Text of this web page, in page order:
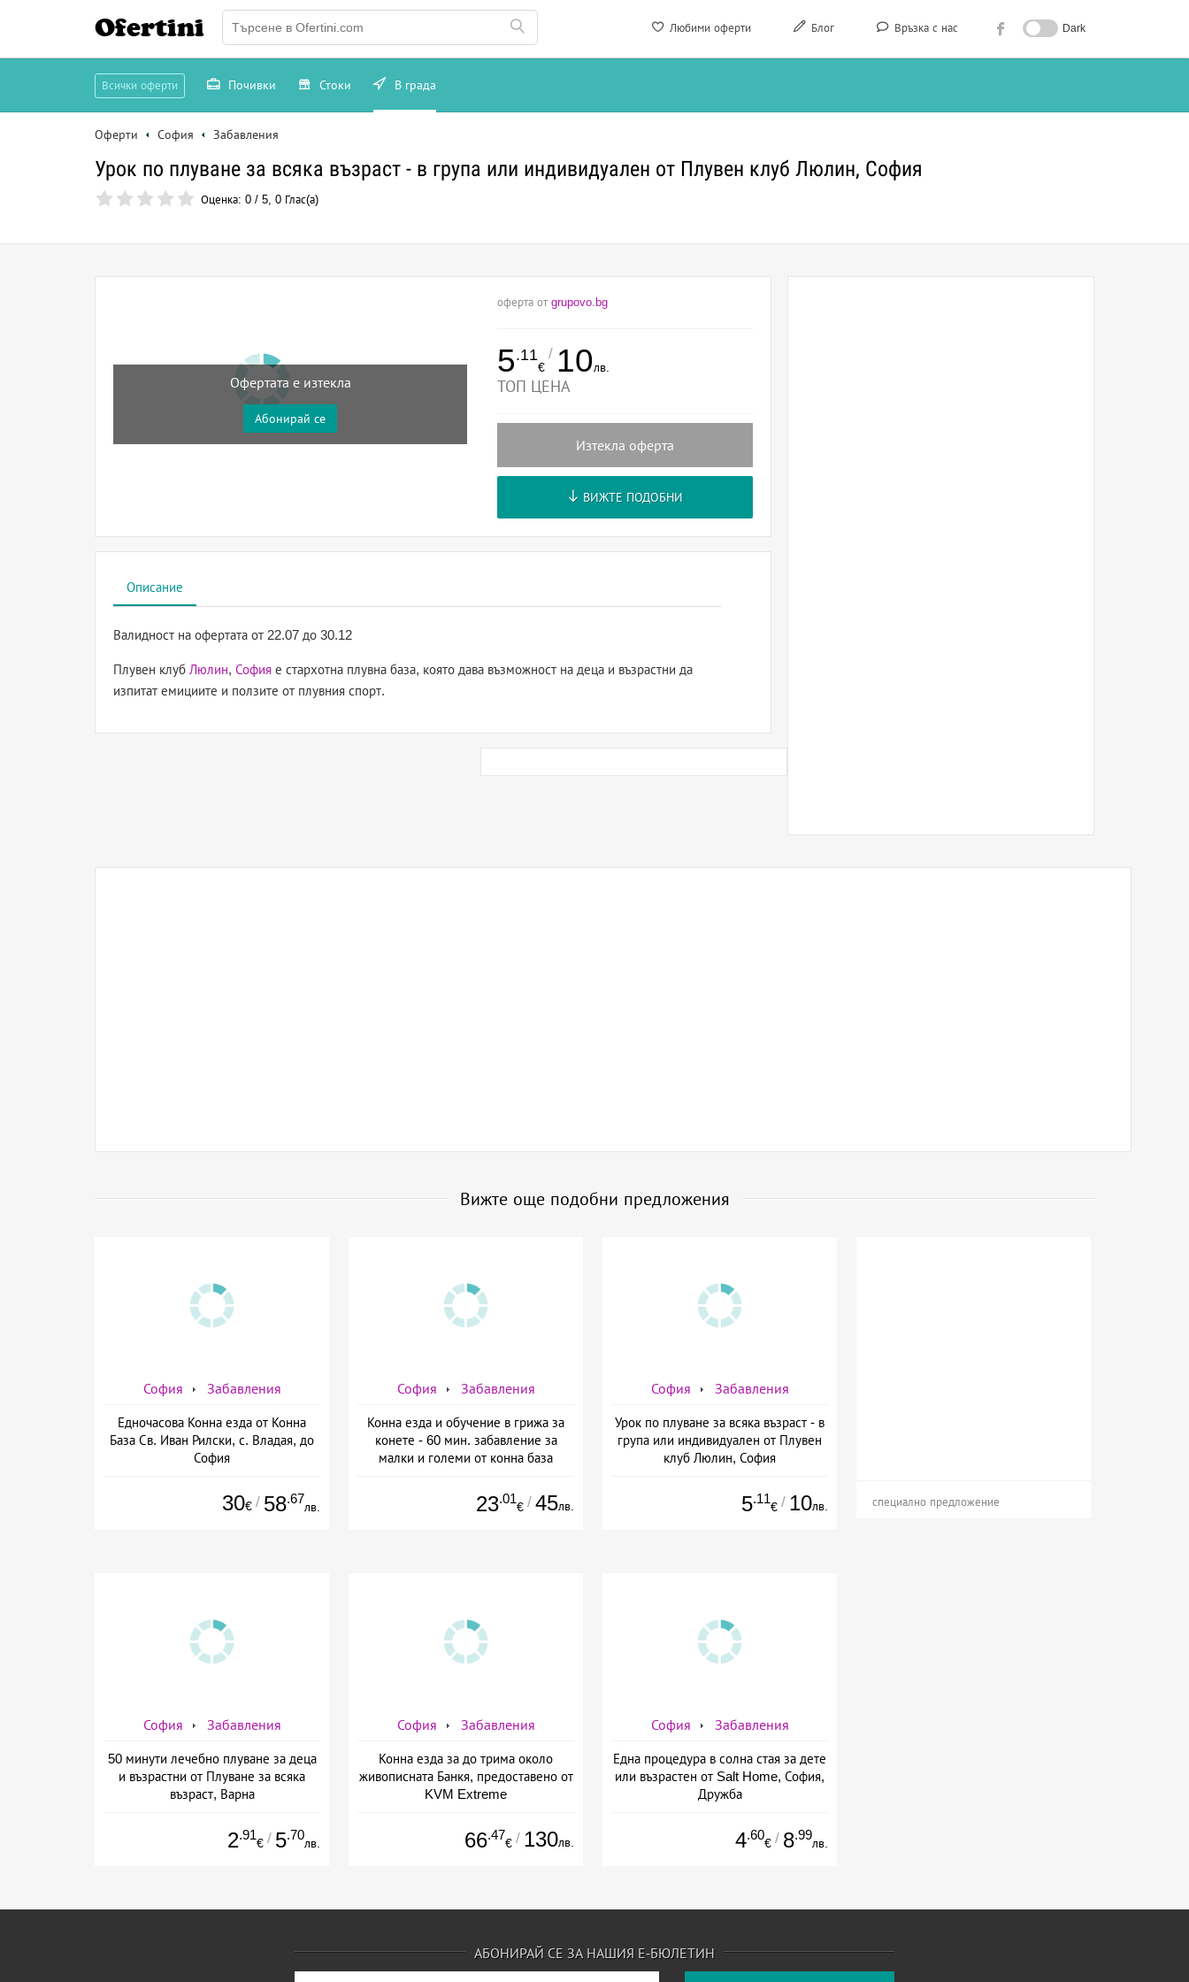
Любими оферти Блог Връзка с нас Dark
Ofertini
Всички оферти Почивки Стоки В града
Оферти София Забавления
Урок по плуване за всяка възраст - в група или индивидуален от Плувен клуб Люлин, София
Оценка: 0 / 5, 0 Глас(а)
Офертата е изтекла
Абонирай се
оферта от grupovo.bg
5.11
€
/ 10лв.
ТОП ЦЕНА
Изтекла оферта
ВИЖТЕ ПОДОБНИ
Описание
Валидност на офертата от 22.07 до 30.12
Плувен клуб Люлин, София е стархотна плувна база, която дава възможност на деца и възрастни да
изпитат емициите и ползите от плувния спорт.
Вижте още подобни предложения
София Забавления
Едночасова Конна езда от Конна
База Св. Иван Рилски, с. Владая, до
София
30€ / 58.67
лв.
София Забавления
Конна езда и обучение в грижа за
конете - 60 мин. забавление за
малки и големи от конна база
23.01
€ / 45лв.
София Забавления
Урок по плуване за всяка възраст - в
група или индивидуален от Плувен
клуб Люлин, София
5.11
€ / 10лв. специално предложение
София Забавления
50 минути лечебно плуване за деца
и възрастни от Плуване за всяка
възраст, Варна
2.91
€ / 5.70
лв.
София Забавления
Конна езда за до трима около
живописната Банкя, предоставено от
KVM Extreme
66.47
€ / 130лв.
София Забавления
Една процедура в солна стая за дете
или възрастен от Salt Home, София,
Дружба
4.60
€ / 8.99
лв.
АБОНИРАЙ СЕ ЗА НАШИЯ Е-БЮЛЕТИН